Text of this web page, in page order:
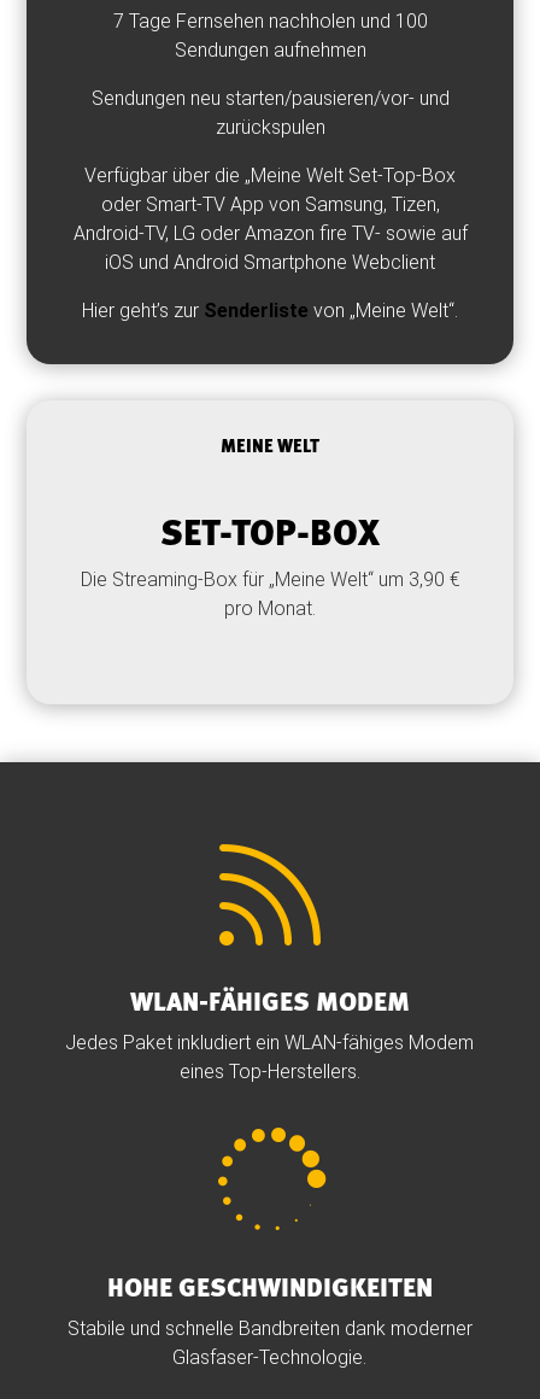
7 Tage Fernsehen nachholen und 100
Sendungen aufnehmen
Sendungen neu starten/pausieren/vor- und
zurückspulen
Verfügbar über die „Meine Welt Set-Top-Box
oder Smart-TV App von Samsung, Tizen,
Android-TV, LG oder Amazon fire TV- sowie auf
iOS und Android Smartphone Webclient
Hier geht’s zur Senderliste von „Meine Welt“.
MEINE WELT
SET-TOP-BOX
Die Streaming-Box für „Meine Welt“ um 3,90 €
pro Monat.

WLAN-FÄHIGES MODEM
Jedes Paket inkludiert ein WLAN-fähiges Modem
eines Top-Herstellers.

HOHE GESCHWINDIGKEITEN
Stabile und schnelle Bandbreiten dank moderner
Glasfaser-Technologie.